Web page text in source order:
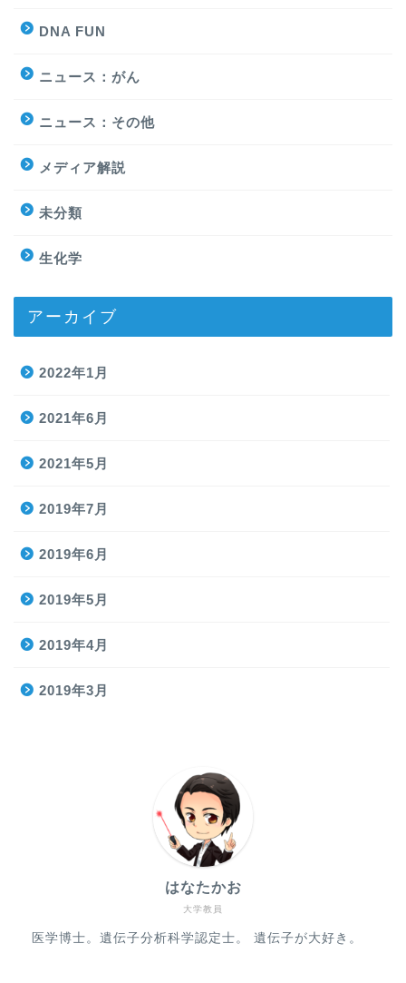
DNA FUN
ニュース：がん
ニュース：その他
メディア解説
未分類
生化学
アーカイブ
2022年1月
2021年6月
2021年5月
2019年7月
2019年6月
2019年5月
2019年4月
2019年3月
大学教員
はなたかお
医学博士。遺伝子分析科学認定士。 遺伝子が大好き。